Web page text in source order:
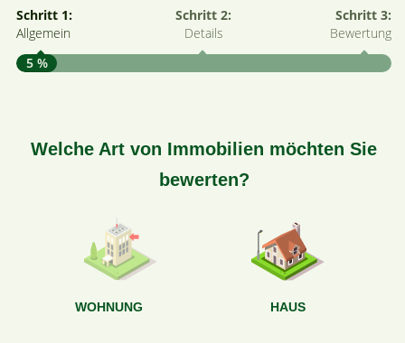
Schritt 1:
Allgemein
Schritt 2:
Details
Schritt 3:
Bewertung
5 %
Welche Art von Immobilien möchten Sie
bewerten?
WOHNUNG HAUS